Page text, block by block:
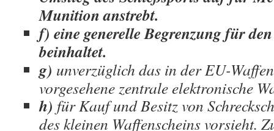
Munition anstrebt.
f) eine generelle Begrenzung für
beinhaltet.
g) unverzüglich das in der EU-
vorgesehene zentrale elektronische
h) für Kauf und Besitz von
des kleinen Waffenscheins vorsieht.